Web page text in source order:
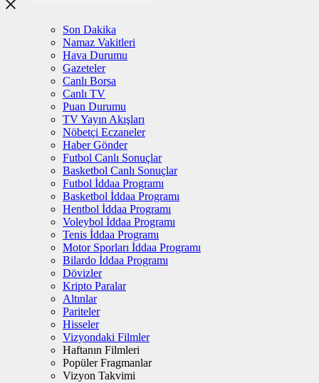
Son Dakika
Namaz Vakitleri
Hava Durumu
Gazeteler
Canlı Borsa
Canlı TV
Puan Durumu
TV Yayın Akışları
Nöbetçi Eczaneler
Haber Gönder
Futbol Canlı Sonuçlar
Basketbol Canlı Sonuçlar
Futbol İddaa Programı
Basketbol İddaa Programı
Hentbol İddaa Programı
Voleybol İddaa Programı
Tenis İddaa Programı
Motor Sporları İddaa Programı
Bilardo İddaa Programı
Dövizler
Kripto Paralar
Altınlar
Pariteler
Hisseler
Vizyondaki Filmler
Haftanın Filmleri
Popüler Fragmanlar
Vizyon Takvimi